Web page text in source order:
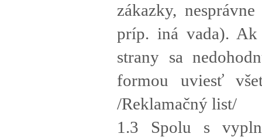
zákazky,
príp. iná vada).
strany sa
formou uviesť
/Reklamačný list/
1.3 Spolu s